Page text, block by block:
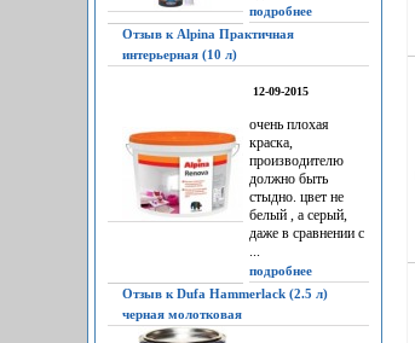
подробнее
Отзыв к Alpina Практичная
интерьерная (10 л)
12-09-2015
очень плохая
краска,
производителю
должно быть
стыдно. цвет не
белый , а серый,
даже в сравнении с
...
подробнее
Отзыв к Dufa Hammerlack (2.5 л)
черная молотковая